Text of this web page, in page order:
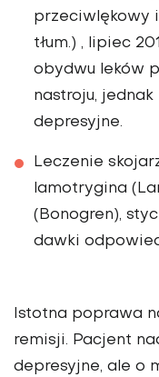
przeciwlękowy
tłum.) , lipiec
obydwu leków
nastroju, jednak
depresyjne.
Leczenie
lamotrygina
(Bonogren),
dawki
Istotna poprawa
remisji. Pacjent
depresyjne, ale o